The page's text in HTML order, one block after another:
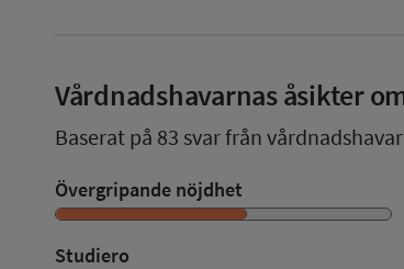
Vårdnadshavarnas åsikter
Baserat på 83 svar från
Övergripande nöjdhet
Studiero